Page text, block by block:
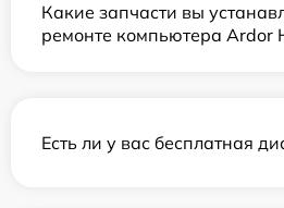
Какие запчасти вы
ремонте компьютера Ardor
Есть ли у вас бесплатная